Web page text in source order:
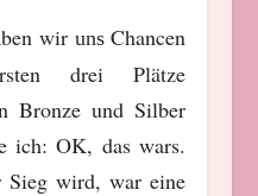
wir unsChancen
drei Plätze
Bronze und Silber
ich: OK, das wars.
Sieg wird, war eine